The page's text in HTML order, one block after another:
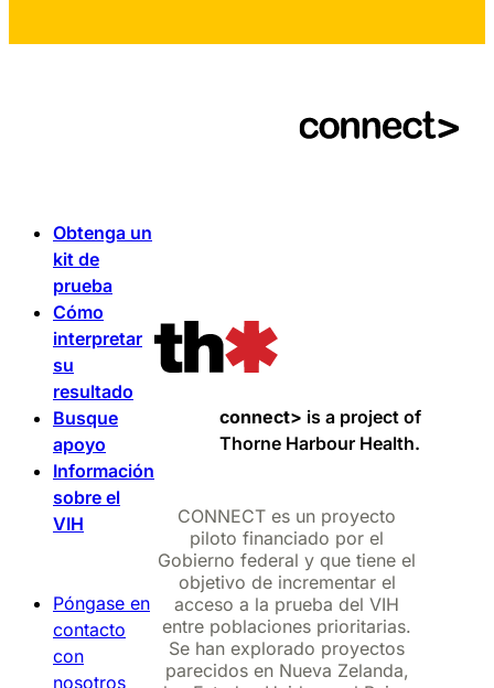
Obtenga un
kit de
prueba
Cómo
interpretar
su
resultado
Busque
apoyo
Información
sobre el
VIH
Póngase en
contacto
con
nosotros
connect> is a project of
Thorne Harbour Health.
CONNECT es un proyecto
piloto financiado por el
Gobierno federal y que tiene el
objetivo de incrementar el
acceso a la prueba del VIH
entre poblaciones prioritarias.
Se han explorado proyectos
parecidos en Nueva Zelanda,